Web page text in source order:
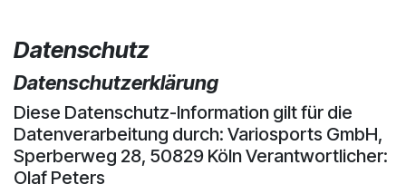
Datenschutz
Datenschutzerklärung
Diese Datenschutz-Information gilt für die
Datenverarbeitung durch: Variosports GmbH,
Sperberweg 28, 50829 Köln Verantwortlicher:
Olaf Peters